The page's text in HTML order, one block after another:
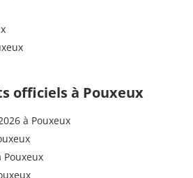
officiels à Pouxeux
à Pouxeux
Pouxeux